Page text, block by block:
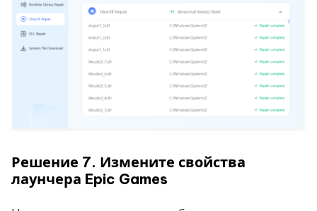
Решение 7. Измените свойства
лаунчера Epic Games